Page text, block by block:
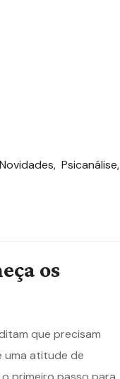
Novidades, Psicanálise,
os
que precisam
uma atitude de